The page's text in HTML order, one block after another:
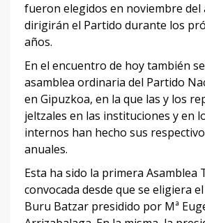
fueron elegidos en noviembre del
dirigirán el Partido durante los
años.
En el encuentro de hoy también
asamblea ordinaria del Partido
en Gipuzkoa, en la que las y los
jeltzales en las instituciones y en
internos han hecho sus
anuales.
Esta ha sido la primera Asamblea
convocada desde que se eligiera
Buru Batzar presidido por Mª